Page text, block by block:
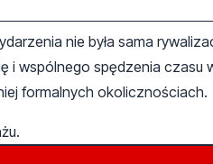
nie była sama
i wspólnego spędzenia czasu
formalnych okolicznościach.